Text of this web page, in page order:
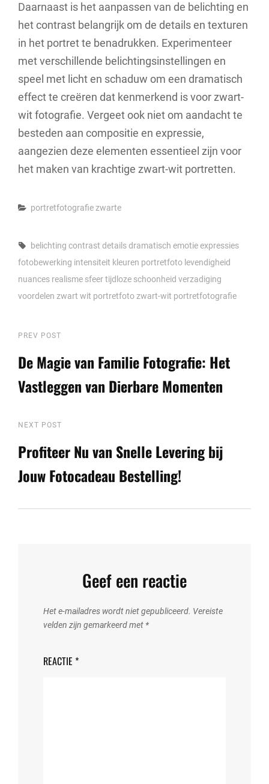
Daarnaast is het aanpassen van de belichting en
het contrast belangrijk om de details en texturen
in het portret te benadrukken. Experimenteer
met verschillende belichtingsinstellingen en
speel met licht en schaduw om een dramatisch
effect te creëren dat kenmerkend is voor zwart-
wit fotografie. Vergeet ook niet om aandacht te
besteden aan compositie en expressie,
aangezien deze elementen essentieel zijn voor
het maken van krachtige zwart-wit portretten.
Categories
portretfotografiezwarte
Tags,
belichting contrast detailsdramatisch emotieexpressies
fotobewerking intensiteit kleuren portretfoto levendigheid
nuances realisme sfeertijdloze schoonheid verzadiging
voordelen zwart wit portretfotozwart-wit portretfotografie
Berichtnavigatie
Previous
Post
PREV POST
De Magie van Familie Fotografie: Het
Vastleggen van Dierbare Momenten
Next
Post
NEXT POST
Profiteer Nu van Snelle Levering bij
Jouw Fotocadeau Bestelling!
Geef een reactie
Het e-mailadres wordt niet gepubliceerd. Vereiste
velden zijn gemarkeerd met *
REACTIE *